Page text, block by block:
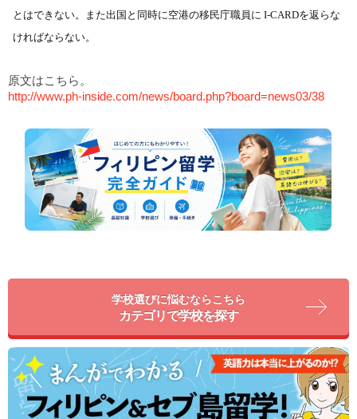
とはできない。また出国と同時に空港の移民庁職員に I-CARDを返らな
ければならない。
原文はこちら。
http://www.ph-inside.com/news/board.php?board=news03/38
学校選びに悩むならこちら
カテゴリで学校を探す